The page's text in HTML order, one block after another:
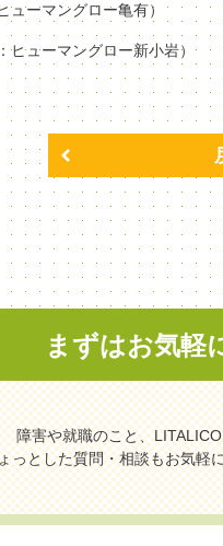
ューマングロー亀有）
ヒューマングロー新小岩）
まずはお気軽
障害や就職のこと、
っとした質問・相談もお気軽